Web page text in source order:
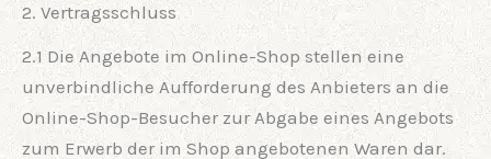
2. Vertragsschluss
2.1 Die Angebote im Online-Shop stellen eine
unverbindliche Aufforderung des Anbieters an die
Online-Shop-Besucher zur Abgabe eines Angebots
zum Erwerb der im Shop angebotenen Waren dar.